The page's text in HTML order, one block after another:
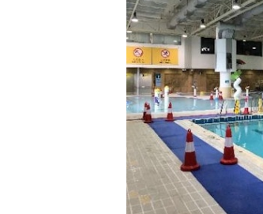
港島東游泳池
查詢電話
2151 4082
開放時間
上午6時30分至晚上10